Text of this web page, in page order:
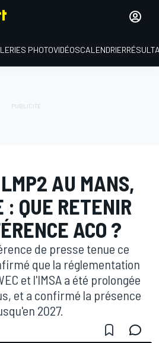
PHOTOVIDÉOSCALENDRIER
AU MANS,
: QUE RETENIR
ACO ?
de presse tenue ce
que la réglementation
et l'IMSA a été prolongée
et a confirmé la présence
2027.